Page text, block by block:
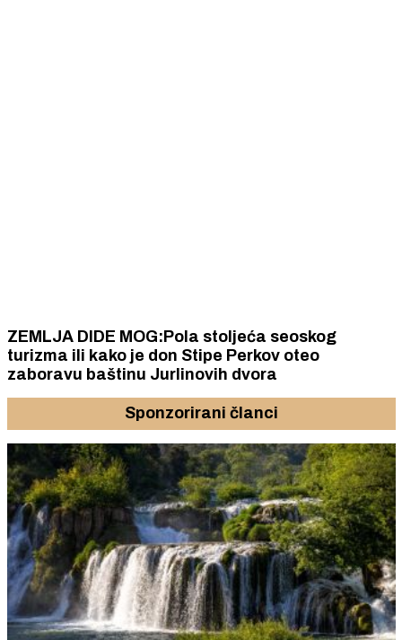
ZEMLJA DIDE MOG:Pola stoljeća seoskog
turizma ili kako je don Stipe Perkov oteo
zaboravu baštinu Jurlinovih dvora
Sponzorirani članci